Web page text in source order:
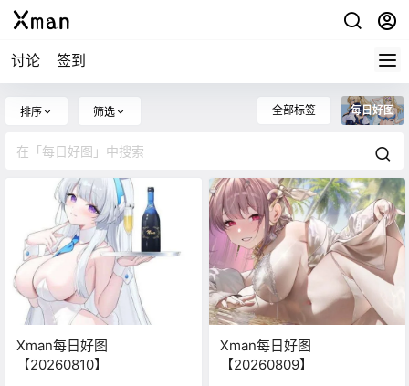
讨论 签到
排序 筛选 全部标签 每日好图
Xman每日好图
【20260810】
Xman每日好图
【20260809】